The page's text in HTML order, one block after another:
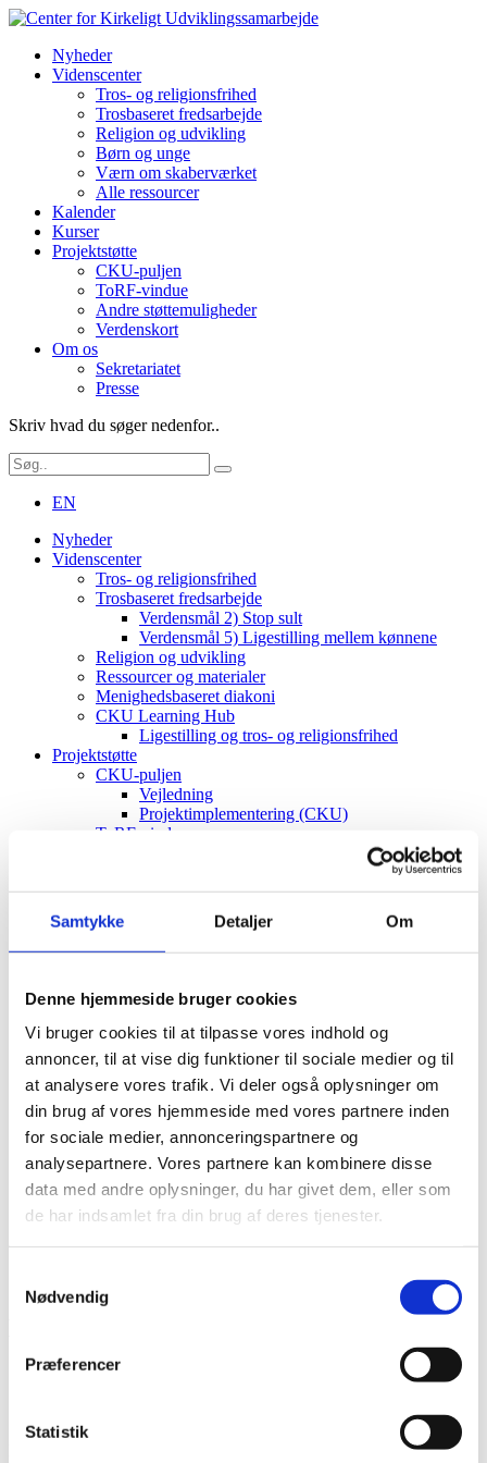
Samtykke Detaljer Om
Denne hjemmeside bruger cookies
Vi bruger cookies til at tilpasse vores indhold og
annoncer, til at vise dig funktioner til sociale medier og til
at analysere vores trafik. Vi deler også oplysninger om
din brug af vores hjemmeside med vores partnere inden
for sociale medier, annonceringspartnere og
analysepartnere. Vores partnere kan kombinere disse
data med andre oplysninger, du har givet dem, eller som
de har indsamlet fra din brug af deres tjenester.
Nødvendig
Præferencer
Statistik
Nyheder
Videnscenter
Tros- og religionsfrihed
Trosbaseret fredsarbejde
Religion og udvikling
Børn og unge
Værn om skaberværket
Alle ressourcer
Kalender
Kurser
Projektstøtte
CKU-puljen
ToRF-vindue
Andre støttemuligheder
Verdenskort
Om os
Sekretariatet
Presse
Skriv hvad du søger nedenfor..
EN
Nyheder
Videnscenter
Tros- og religionsfrihed
Trosbaseret fredsarbejde
Verdensmål 2) Stop sult
Verdensmål 5) Ligestilling mellem kønnene
Religion og udvikling
Ressourcer og materialer
Menighedsbaseret diakoni
CKU Learning Hub
Ligestilling og tros- og religionsfrihed
Projektstøtte
CKU-puljen
Vejledning
Projektimplementering (CKU)
ToRF-vindue
Andre støttemuligheder
Faglig rådgiving
Verdenskort
Om os
Det diakonale arbejde
Det kristne livssyn
Forandringsteori
Udviklingssyn
Hvordan arbejder vi?
Folkelig forankring
Organisation
Bestyrelse og Bevillingsudvalg
Økonomi
Medlemmer og partnere
Sekretariatet
Se flere kontaktoplysninger
Kalender
Kurser
Projektnummer
Promissio søger støtte til en kommunikationsrejse, der skal styrke